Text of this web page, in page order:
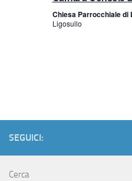
Chiesa Parrocchiale di
Ligosullo
SEGUICI:
Cerca